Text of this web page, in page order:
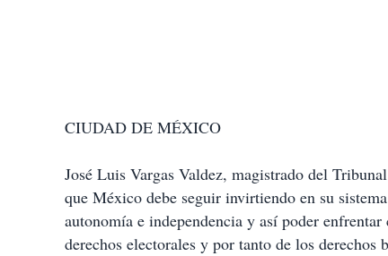
CIUDAD DE MÉXICO
José Luis Vargas Valdez, magistrado del
que México debe seguir invirtiendo en su
autonomía e independencia y así poder
derechos electorales y por tanto de los derechos